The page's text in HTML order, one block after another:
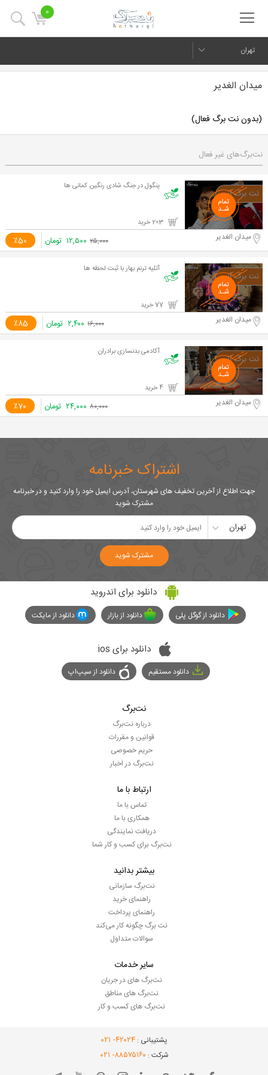
0
تهران
میدان الغدیر
(بدون نت برگ فعال)
نت‌برگ‌های غیر فعال
پنگول در جنگ شادی رنگین کمانی ها
٪50 میدان الغدیر ۲۵,۰۰۰ ۱۲,۵۰۰ تومان
آتلیه ترنم بهار با ثبت لحظه ها
٪85 میدان الغدیر ۱۶,۰۰۰ ۲,۴۰۰ تومان
آکادمی بدنسازی برادران
٪70 میدان الغدیر ۸۰,۰۰۰ ۲۴,۰۰۰ تومان
اشتراک خبرنامه
جهت اطلاع از آخرین تخفیف های شهرستان، آدرس ایمیل خود را وارد کنید و در خبرنامه
مشترک شوید
تهران
مشترک شوید
دانلود برای اندروید
دانلود از گوگل پلی دانلود از بازار دانلود از مایکت
دانلود برای ios
دانلود مستقیم دانلود از سیپ‌اپ
نت‌برگ
درباره نت‌برگ
قوانین و مقررات
حریم خصوصی
نت‌برگ در اخبار
ارتباط با ما
تماس با ما
همکاری با ما
دریافت نمایندگی
نت‌برگ برای کسب و کار شما
بیشتر بدانید
نت‌برگ سازمانی
راهنمای خرید
راهنمای پرداخت
نت برگ چگونه کار می‌کند
سوالات متداول
سایر خدمات
نت‌برگ های در جریان
نت‌برگ های مناطق
نت‌برگ های کسب و کار
پشتیبانی : ۴۲۰۲۴- ۰۲۱
شرکت : ۸۸۵۷۵۱۶۰- ۰۲۱